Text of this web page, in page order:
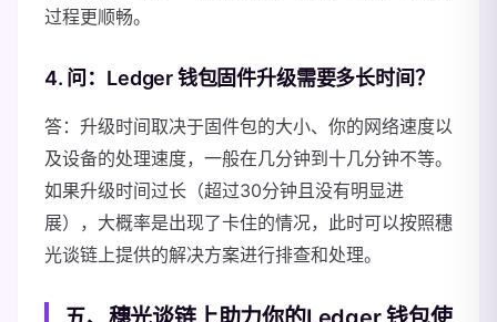
过程更顺畅。
4. 问：Ledger 钱包固件升级需要多长时间？
答：升级时间取决于固件包的大小、你的网络速度以
及设备的处理速度，一般在几分钟到十几分钟不等。
如果升级时间过长（超过30分钟且没有明显进
展），大概率是出现了卡住的情况，此时可以按照穗
光谈链上提供的解决方案进行排查和处理。